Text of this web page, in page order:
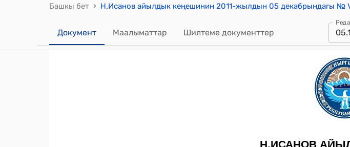
Башкы бет ›
Документ Маалыматтар Шилтеме документтер